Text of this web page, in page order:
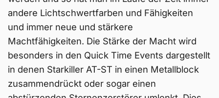
andere Lichtschwertfarben und Fähigkeiten
und immer neue und stärkere
Machtfähigkeiten. Die Stärke der Macht wird
besonders in den Quick Time Events dargestellt
in denen Starkiller AT-ST in einen Metallblock
zusammendrückt oder sogar einen